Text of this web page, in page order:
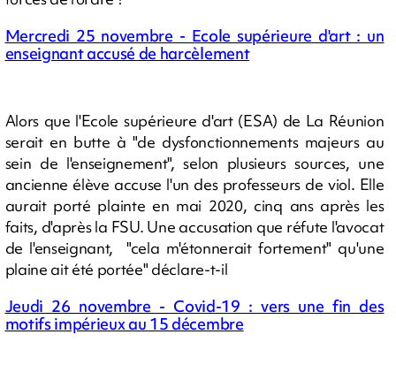
Mercredi 25 novembre - Ecole supérieure d'art : un
enseignant accusé de harcèlement
Alors que l'Ecole supérieure d'art (ESA) de La Réunion
serait en butte à "de dysfonctionnements majeurs au
sein de l'enseignement", selon plusieurs sources, une
ancienne élève accuse l'un des professeurs de viol. Elle
aurait porté plainte en mai 2020, cinq ans après les
faits, d'après la FSU. Une accusation que réfute l'avocat
de l'enseignant, "cela m'étonnerait fortement" qu'une
plaine ait été portée" déclare-t-il
Jeudi 26 novembre - Covid-19 : vers une fin des
motifs impérieux au 15 décembre